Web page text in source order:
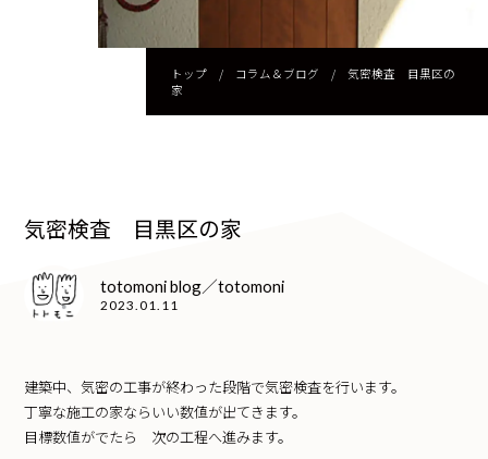
トップ/ コラム＆ブログ / 気密検査 目黒区の
家
気密検査 目黒区の家
totomoni blog／totomoni
2023.01.11
建築中、気密の工事が終わった段階で気密検査を行います。
丁寧な施工の家ならいい数値が出てきます。
目標数値がでたら 次の工程へ進みます。